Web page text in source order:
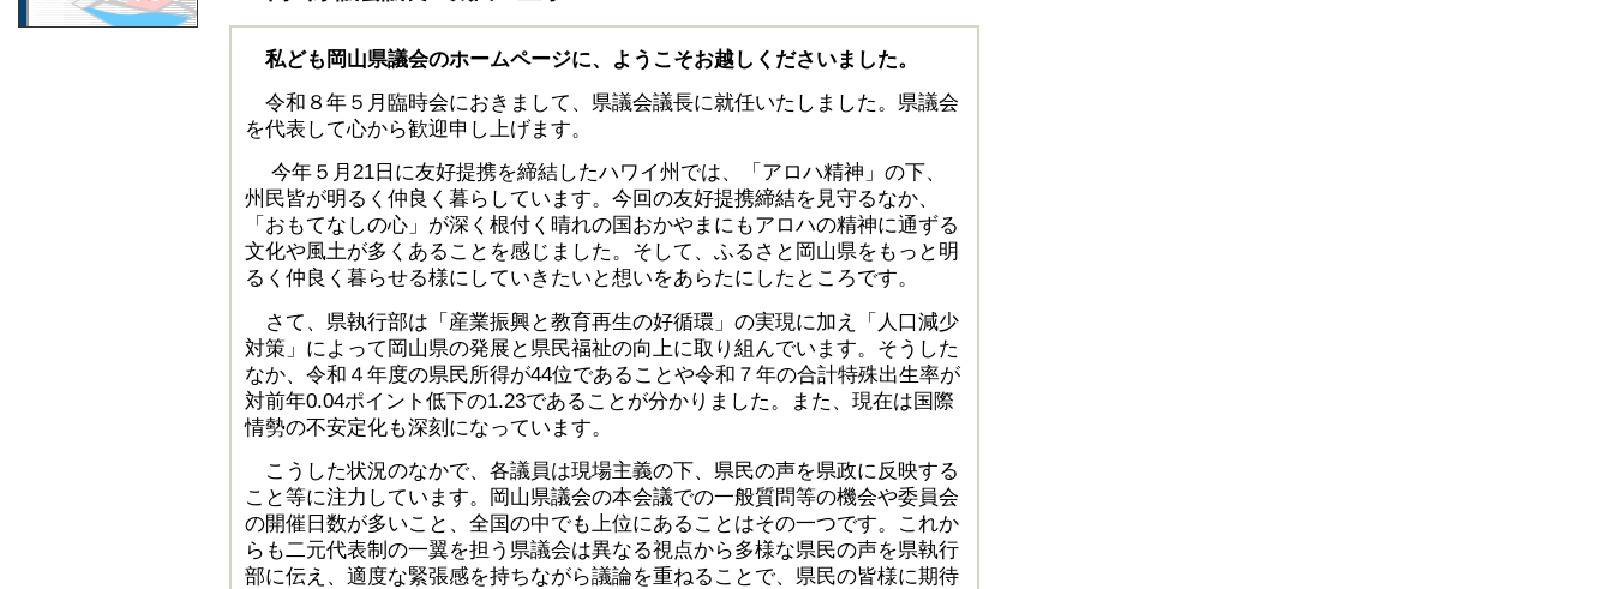
私ども岡山県議会のホームページに、ようこそお越しくださいました。
令和８年５月臨時会におきまして、県議会議長に就任いたしました。県議会
を代表して心から歓迎申し上げます。
今年５月21日に友好提携を締結したハワイ州では、「アロハ精神」の下、
州民皆が明るく仲良く暮らしています。今回の友好提携締結を見守るなか、
「おもてなしの心」が深く根付く晴れの国おかやまにもアロハの精神に通ずる
文化や風土が多くあることを感じました。そして、ふるさと岡山県をもっと明
るく仲良く暮らせる様にしていきたいと想いをあらたにしたところです。
さて、県執行部は「産業振興と教育再生の好循環」の実現に加え「人口減少
対策」によって岡山県の発展と県民福祉の向上に取り組んでいます。そうした
なか、令和４年度の県民所得が44位であることや令和７年の合計特殊出生率が
対前年0.04ポイント低下の1.23であることが分かりました。また、現在は国際
情勢の不安定化も深刻になっています。
こうした状況のなかで、各議員は現場主義の下、県民の声を県政に反映する
こと等に注力しています。岡山県議会の本会議での一般質問等の機会や委員会
の開催日数が多いこと、全国の中でも上位にあることはその一つです。これか
らも二元代表制の一翼を担う県議会は異なる視点から多様な県民の声を県執行
部に伝え、適度な緊張感を持ちながら議論を重ねることで、県民の皆様に期待